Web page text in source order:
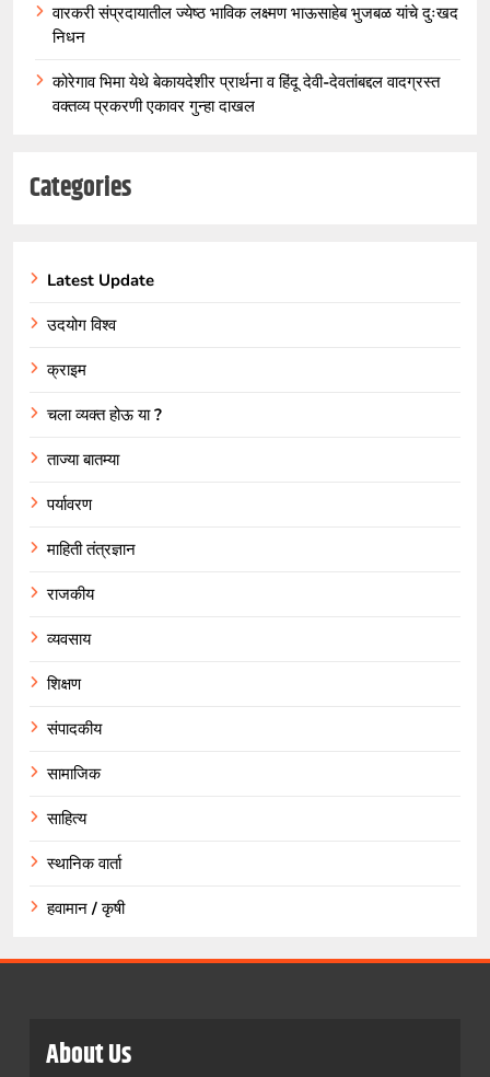
वारकरी संप्रदायातील ज्येष्ठ भाविक लक्ष्मण भाऊसाहेब भुजबळ यांचे दुःखद
निधन
कोरेगाव भिमा येथे बेकायदेशीर प्रार्थना व हिंदू देवी-देवतांबद्दल वादग्रस्त
वक्तव्य प्रकरणी एकावर गुन्हा दाखल
Categories
Latest Update
उदयोग विश्व
क्राइम
चला व्यक्त होऊ या ?
ताज्या बातम्या
पर्यावरण
माहिती तंत्रज्ञान
राजकीय
व्यवसाय
शिक्षण
संपादकीय
सामाजिक
साहित्य
स्थानिक वार्ता
हवामान / कृषी
About Us